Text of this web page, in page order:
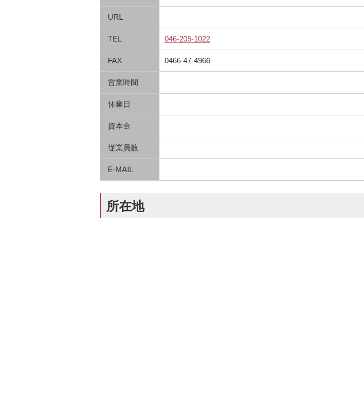
URL
TEL 046-205-1022
FAX 0466-47-4966
営業時間
休業日
資本金
従業員数
E-MAIL
所在地